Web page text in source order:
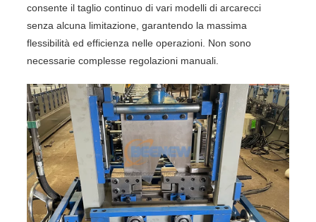
consente il taglio continuo di vari modelli di arcarecci
senza alcuna limitazione, garantendo la massima
flessibilità ed efficienza nelle operazioni. Non sono
necessarie complesse regolazioni manuali.